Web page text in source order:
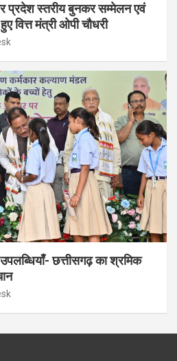
प्रदेश स्तरीय बुनकर सम्मेलन एवं
वित्त मंत्री ओपी चौधरी
छत्तीसगढ़ का श्रमिक